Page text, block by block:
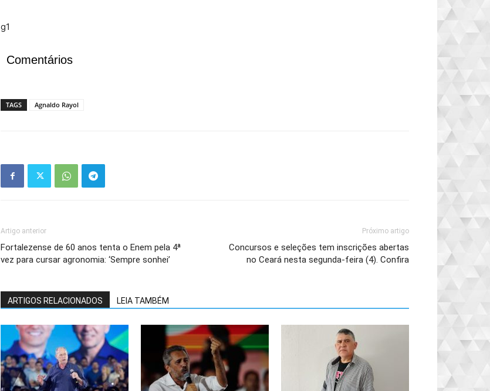
g1
Comentários
TAGS Agnaldo Rayol
Artigo anterior
Fortalezense de 60 anos tenta o Enem pela 4ª
vez para cursar agronomia: ‘Sempre sonhei’
Próximo artigo
Concursos e seleções tem inscrições abertas
no Ceará nesta segunda-feira (4). Confira
ARTIGOS RELACIONADOS LEIA TAMBÉM